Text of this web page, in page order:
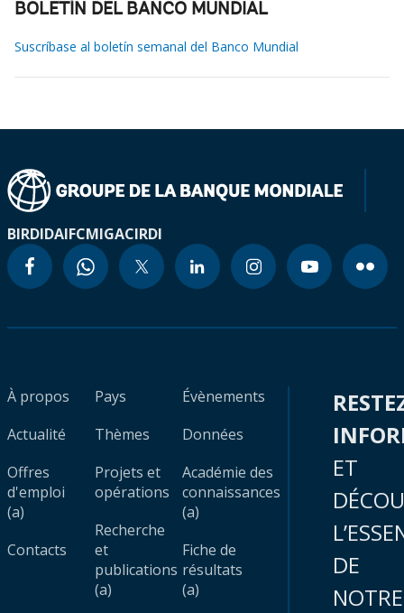
BOLETÍN DEL BANCO MUNDIAL
Suscríbase al boletín semanal del Banco Mundial
BIRDIDAIFCMIGACIRDI
À propos
Actualité
Offres
d'emploi
(a)
Contacts
Pays
Thèmes
Projets et
opérations
Recherche
et
publications
(a)
Évènements
Données
Académie des
connaissances
(a)
Fiche de
résultats
(a)
ET
DE
NOTRE